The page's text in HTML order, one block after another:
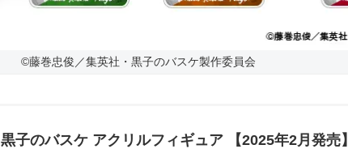
©藤巻忠俊／集英社・黒子のバスケ製作委員会
黒子のバスケ アクリルフィギュア 【2025年2月発売】